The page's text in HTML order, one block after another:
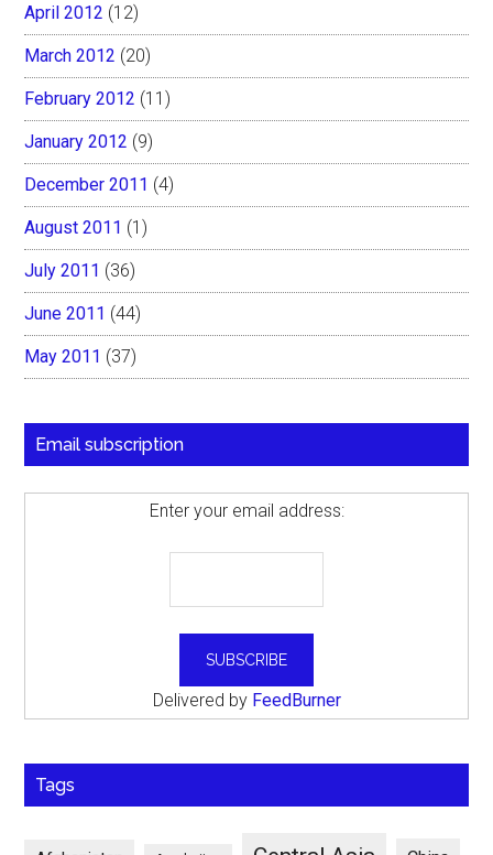
April 2012 (12)
March 2012 (20)
February 2012 (11)
January 2012 (9)
December 2011 (4)
August 2011 (1)
July 2011 (36)
June 2011 (44)
May 2011 (37)
Email subscription
Enter your email address:
Delivered by FeedBurner
Tags